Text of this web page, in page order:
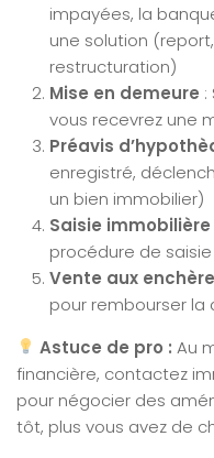
impayées, la
une solution
restructuration)
Mise en demeure :
vous recevrez une
Préavis
enregistré,
un bien immobilier)
Saisie immobilière
procédure de
Vente aux
pour rembourser la
Astuce de pro : Au
financière, contactez
pour négocier des
tôt, plus vous avez de